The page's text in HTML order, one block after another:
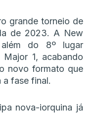
grande torneio de
de 2023. A New
do 8º lugar
1, acabando
novo formato que
a fase final.
nova-iorquina já